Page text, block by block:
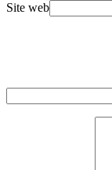
Site web